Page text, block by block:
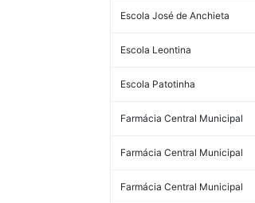
Escola José de Anchieta
Escola Leontina
Escola Patotinha
Farmácia Central Municipal
Farmácia Central Municipal
Farmácia Central Municipal